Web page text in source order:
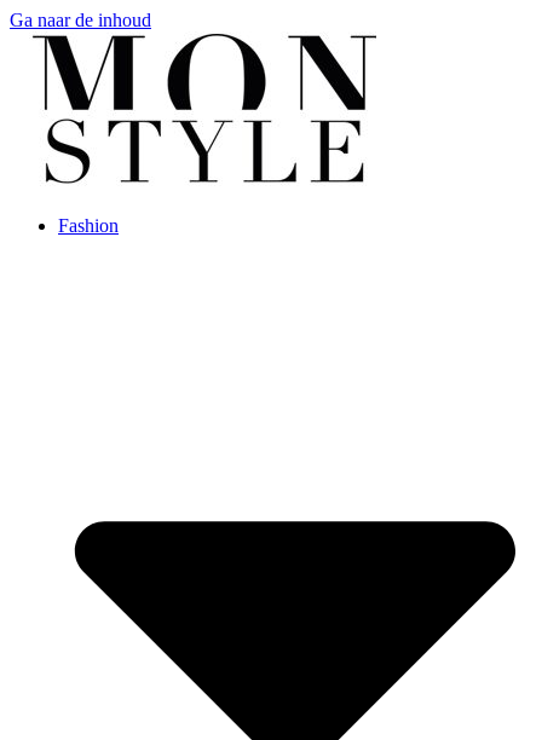
Ga naar de inhoud
Fashion